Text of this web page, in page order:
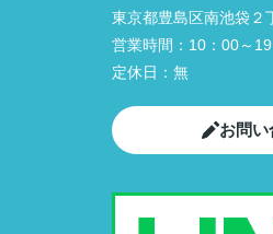
東京都豊島区南池袋２
営業時間： 10：00～
定休日： 無
お問